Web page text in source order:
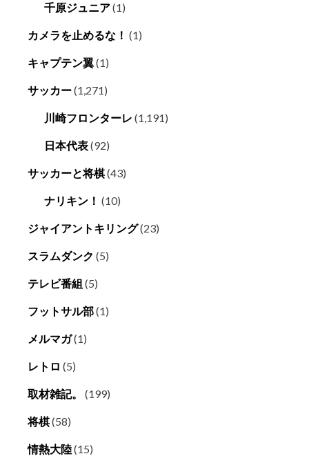
千原ジュニア(1)
カメラを止めるな！ (1)
キャプテン翼(1)
サッカー(1,271)
川崎フロンターレ (1,191)
日本代表(92)
サッカーと将棋(43)
ナリキン！ (10)
ジャイアントキリング(23)
スラムダンク (5)
テレビ番組 (5)
フットサル部(1)
メルマガ(1)
レトロ (5)
取材雑記。 (199)
将棋(58)
情熱大陸(15)